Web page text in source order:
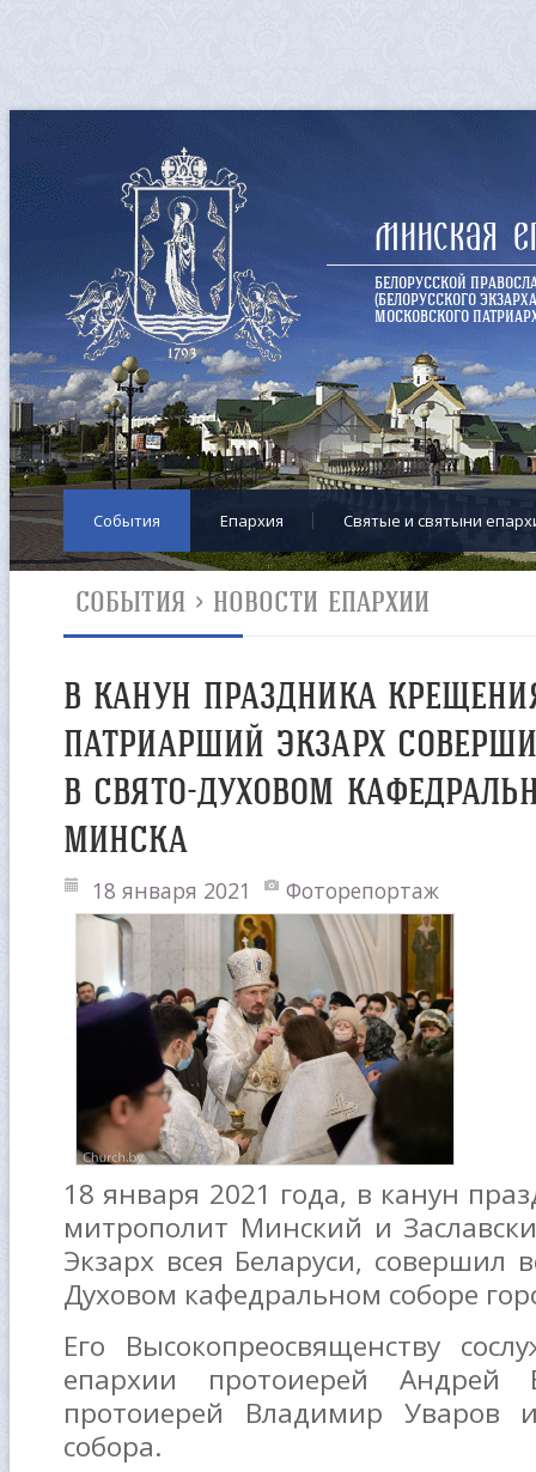
Минская
БЕЛОРУССКОЙ
(БЕЛОРУССКОГО
МОСКОВСКОГО
События Епархия Cвятые и святыни
СОБЫТИЯ > НОВОСТИ ЕПАРХИИ
В КАНУН ПРАЗДНИКА
ПАТРИАРШИЙ ЭКЗАРХ
В СВЯТО-ДУХОВОМ
МИНСКА
18 января 2021 Фоторепортаж
18 января 2021 года, в канун
митрополит Минский и
Экзарх всея Беларуси, совершил
Духовом кафедральном соборе
Его Высокопреосвященству
епархии протоиерей Андрей
протоиерей Владимир Уваров
собора.